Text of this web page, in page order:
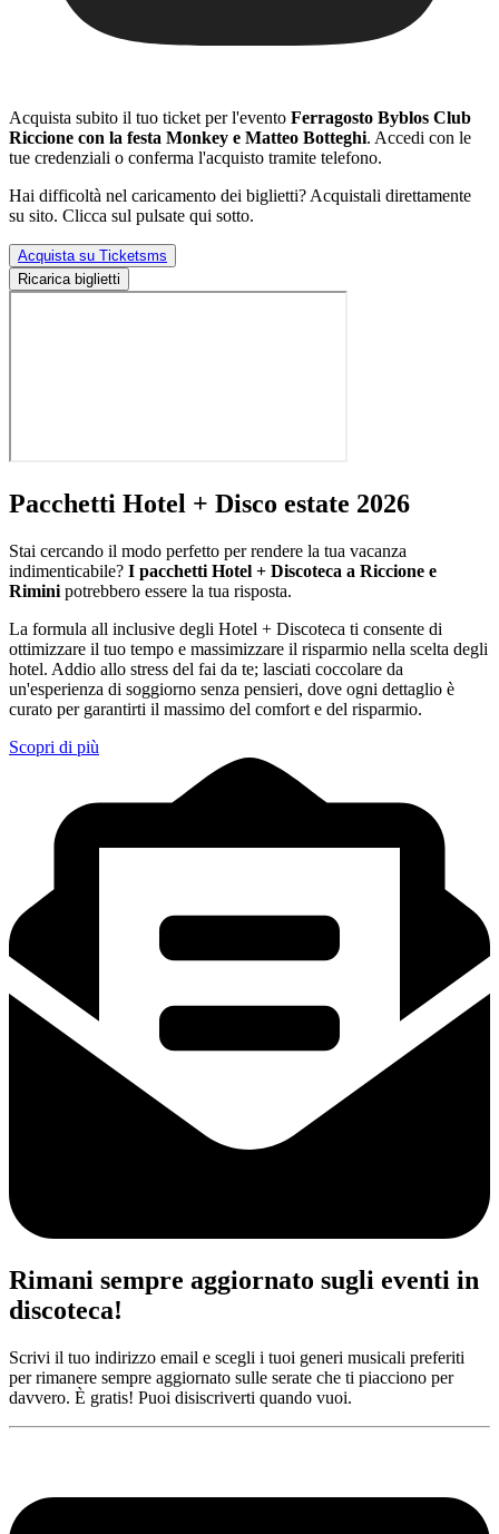
Acquista subito il tuo ticket per l'evento Ferragosto Byblos Club
Riccione con la festa Monkey e Matteo Botteghi. Accedi con le
tue credenziali o conferma l'acquisto tramite telefono.
Hai difficoltà nel caricamento dei biglietti? Acquistali direttamente
su sito. Clicca sul pulsate qui sotto.
Acquista su Ticketsms
Ricarica biglietti
Pacchetti Hotel + Disco estate 2026
Stai cercando il modo perfetto per rendere la tua vacanza
indimenticabile? I pacchetti Hotel + Discoteca a Riccione e
Rimini potrebbero essere la tua risposta.
La formula all inclusive degli Hotel + Discoteca ti consente di
ottimizzare il tuo tempo e massimizzare il risparmio nella scelta degli
hotel. Addio allo stress del fai da te; lasciati coccolare da
un'esperienza di soggiorno senza pensieri, dove ogni dettaglio è
curato per garantirti il massimo del comfort e del risparmio.
Scopri di più
Rimani sempre aggiornato sugli eventi in
discoteca!
Scrivi il tuo indirizzo email e scegli i tuoi generi musicali preferiti
per rimanere sempre aggiornato sulle serate che ti piacciono per
davvero. È gratis! Puoi disiscriverti quando vuoi.